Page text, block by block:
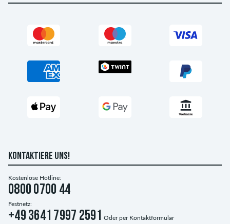
KONTAKTIERE UNS!
Kostenlose Hotline:
0800 0700 44
Festnetz:
+49 3641 7997 2591 Oder per Kontaktformular